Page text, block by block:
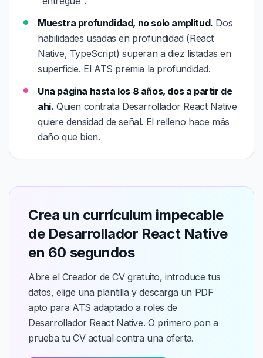
Muestra profundidad, no solo amplitud. Dos
habilidades usadas en profundidad (React
Native, TypeScript) superan a diez listadas en
superficie. El ATS premia la profundidad.
Una página hasta los 8 años, dos a partir de
ahí. Quien contrata Desarrollador React Native
quiere densidad de señal. El relleno hace más
daño que bien.
Crea un currículum impecable
de Desarrollador React Native
en 60 segundos
Abre el Creador de CV gratuito, introduce tus
datos, elige una plantilla y descarga un PDF
apto para ATS adaptado a roles de
Desarrollador React Native. O primero pon a
prueba tu CV actual contra una oferta.